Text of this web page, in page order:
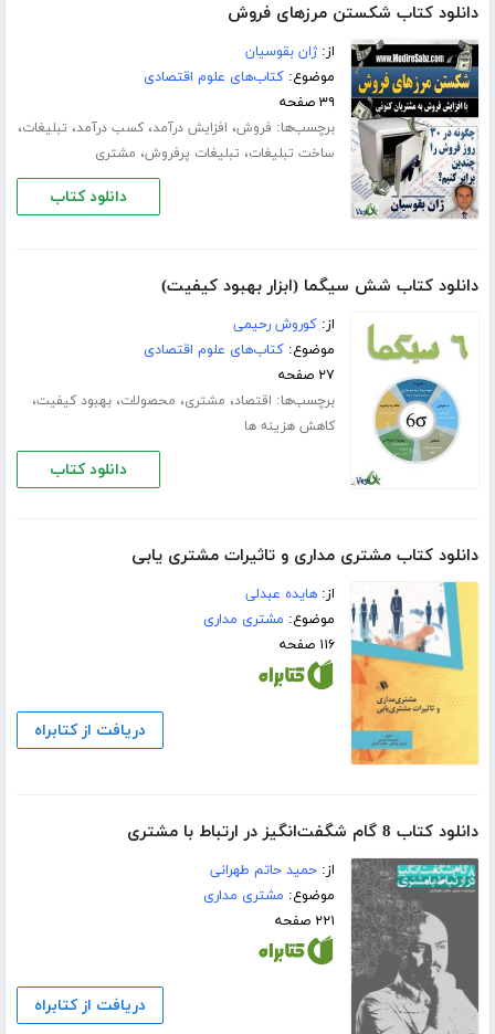
دانلود کتاب شکستن مرزهای فروش
از:ژان بقوسیان
موضوع:کتاب‌های علوم اقتصادی
۳۹ صفحه
برچسب‌ها: فروش، افزایش درآمد،کسب درآمد، تبلیغات،
ساخت تبلیغات، تبلیغات پرفروش، مشتری
دانلود کتاب
دانلود کتاب شش سیگما (ابزار بهبود کیفیت)
از:کوروش رحیمی
موضوع:کتاب‌های علوم اقتصادی
۲۷ صفحه
برچسب‌ها: اقتصاد، مشتری، محصولات،بهبود کیفیت،
کاهش هزینه ها
دانلود کتاب
دانلود کتاب مشتری مداری و تاثیرات مشتری یابی
از:هایده عبدلی
موضوع: مشتری مداری
۱۱۶ صفحه
دریافت از کتابراه
دانلود کتاب 8 گام شگفت‌انگیز در ارتباط با مشتری
از:حمید حاتم طهرانی
موضوع: مشتری مداری
۲۲۱ صفحه
دریافت از کتابراه